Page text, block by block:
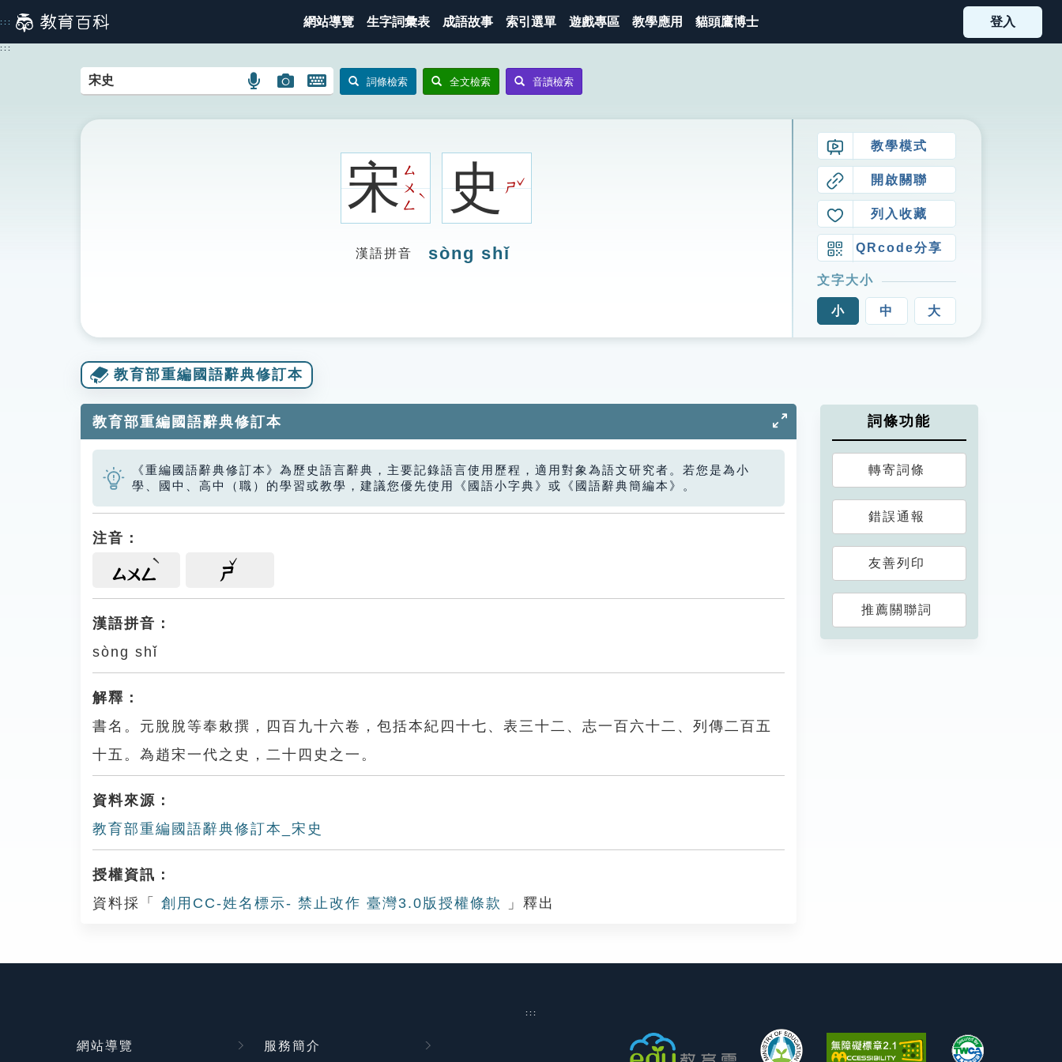
到
主
::: 網站導覽 生字詞彙表 成語故事 索引選單 遊戲專區 教學應用 貓頭鷹博士 登入
:::
語
搜
圖
搜
開
鍵
詞條檢索 全文檢索 音讀檢索
宋ㄙ
ㄨ
ㄥ
ˋ 史ㄕ
ˇ
漢語拼音 sòng shǐ
教學模式
開啟關聯
列入收藏
QRcode分享
文字大小
小 中 大
教育部重編國語辭典修訂本
教育部重編國語辭典修訂本
《重編國語辭典修訂本》為歷史語言辭典，主要記錄語言使用歷程，適用對象為語文研究者。若您是為小
學、國中、高中（職）的學習或教學，建議您優先使用《國語小字典》或《國語辭典簡編本》。
注音：
ㄙㄨㄥ ㄕ
漢語拼音：
sòng shǐ
解釋：
書名。元脫脫等奉敕撰，四百九十六卷，包括本紀四十七、表三十二、志一百六十二、列傳二百五
十五。為趙宋一代之史，二十四史之一。
資料來源：
教育部重編國語辭典修訂本_宋史
授權資訊：
資料採「
創用CC-姓名標示- 禁止改作 臺灣3.0版授權條款 」釋出
詞條功能
轉寄詞條
錯誤通報
友善列印
推薦關聯詞
:::
網站導覽 服務簡介